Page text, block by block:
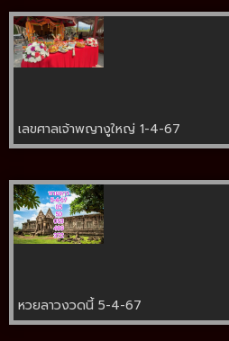
เลขศาลเจ้าพญางูใหญ่ 1-4-67
หวยลาวงวดนี้ 5-4-67